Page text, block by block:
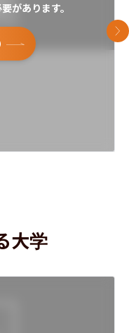
があります。
次
大学